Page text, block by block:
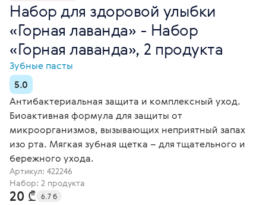
Набор для здоровой улыбки
«Горная лаванда» - Набор
«Горная лаванда», 2 продукта
Зубные пасты
5.0
Антибактериальная защита и комплексный уход.
Биоактивная формула для защиты от
микроорганизмов, вызывающих неприятный запах
изо рта. Мягкая зубная щетка – для тщательного и
бережного ухода.
Артикул: 422246
Набор: 2 продукта
20 ₾ 6.7 б